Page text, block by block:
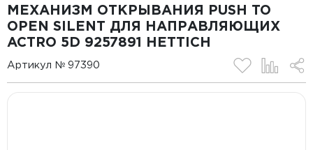
МЕХАНИЗМ ОТКРЫВАНИЯ PUSH TO
OPEN SILENT ДЛЯ НАПРАВЛЯЮЩИХ
ACTRO 5D 9257891 HETTICH
Артикул № 97390